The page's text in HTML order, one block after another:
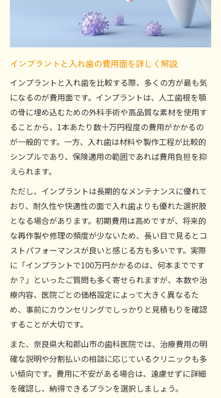
インプラントと入れ歯の費用面を詳しく解説
インプラントと入れ歯を比較する際、多くの方が最も気
になるのが費用面です。インプラントは、人工歯根を顎
の骨に埋め込むための外科手術や高品質な素材を使用す
ることから、1本あたり数十万円程度の費用がかかるの
が一般的です。一方、入れ歯は材料や製作工程が比較的
シンプルであり、保険適用の範囲であれば費用負担を抑
えられます。
ただし、インプラントは長期的なメンテナンスに優れて
おり、耐久性や快適性の面で入れ歯よりも優れた選択肢
となる場合があります。初期費用は高めですが、将来的
な再作製や修理の頻度が少ないため、長い目で見るとコ
ストパフォーマンスが良いと感じる方も多いです。実際
に「インプラントで100万円かかるのは、何本までです
か？」といったご質問も多く寄せられますが、本数や治
療内容、医院ごとの価格設定によって大きく異なるた
め、事前にカウンセリングでしっかりと見積もりを確認
することが大切です。
また、奈良県大和郡山市の歯科医院では、治療費用の明
確な説明や分割払いの相談に応じているクリニックも多
い傾向です。費用に不安がある場合は、遠慮せずに詳細
を確認し、納得できるプランを選択しましょう。
ご予約はこちら
ご予約はこちら